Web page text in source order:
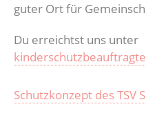
Senioren
Reha-Sport
Gesundheitssport
guter Ort für
Du erreichtst uns unter
Schutzkonzept des TSV